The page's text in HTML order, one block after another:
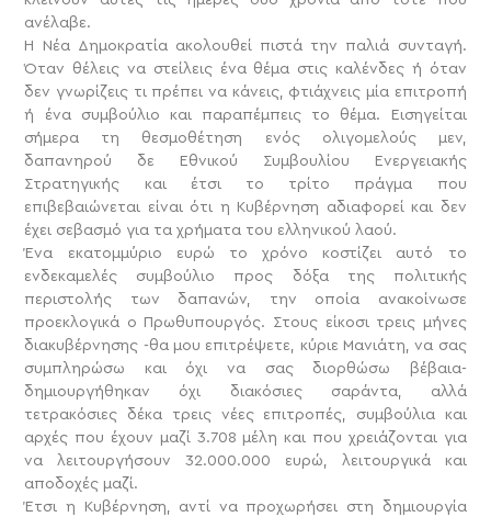
ανέλαβε.
Η Νέα Δημοκρατία ακολουθεί πιστά την παλιά συνταγή.
Όταν θέλεις να στείλεις ένα θέμα στις καλένδες ή όταν
δεν γνωρίζεις τι πρέπει να κάνεις, φτιάχνεις μία επιτροπή
ή ένα συμβούλιο και παραπέμπεις το θέμα. Εισηγείται
σήμερα τη θεσμοθέτηση ενός ολιγομελούς μεν,
δαπανηρού δε Εθνικού Συμβουλίου Ενεργειακής
Στρατηγικής και έτσι το τρίτο πράγμα που
επιβεβαιώνεται είναι ότι η Κυβέρνηση αδιαφορεί και δεν
έχει σεβασμό για τα χρήματα του ελληνικού λαού.
Ένα εκατομμύριο ευρώ το χρόνο κοστίζει αυτό το
ενδεκαμελές συμβούλιο προς δόξα της πολιτικής
περιστολής των δαπανών, την οποία ανακοίνωσε
προεκλογικά ο Πρωθυπουργός. Στους είκοσι τρεις μήνες
διακυβέρνησης -θα μου επιτρέψετε, κύριε Μανιάτη, να σας
συμπληρώσω και όχι να σας διορθώσω βέβαια-
δημιουργήθηκαν όχι διακόσιες σαράντα, αλλά
τετρακόσιες δέκα τρεις νέες επιτροπές, συμβούλια και
αρχές που έχουν μαζί 3.708 μέλη και που χρειάζονται για
να λειτουργήσουν 32.000.000 ευρώ, λειτουργικά και
αποδοχές μαζί.
Έτσι η Κυβέρνηση, αντί να προχωρήσει στη δημιουργία